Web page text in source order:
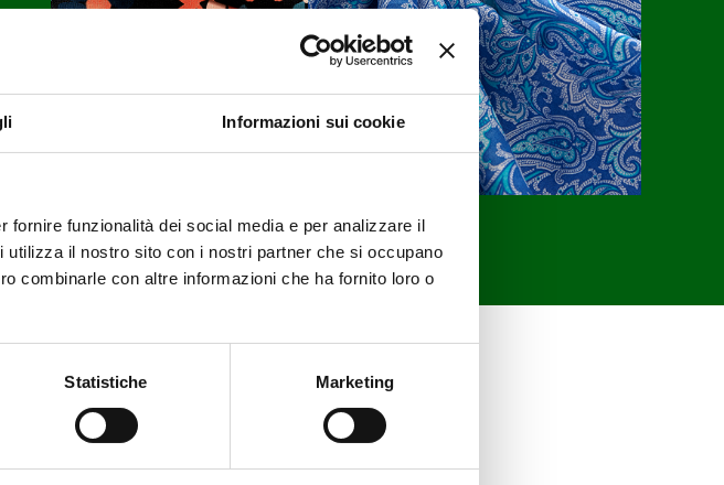
Informazioni sui cookie
funzionalità dei social media e per analizzare il
il nostro sito con i nostri partner che si occupano
combinarle con altre informazioni che ha fornito loro o
Statistiche Marketing